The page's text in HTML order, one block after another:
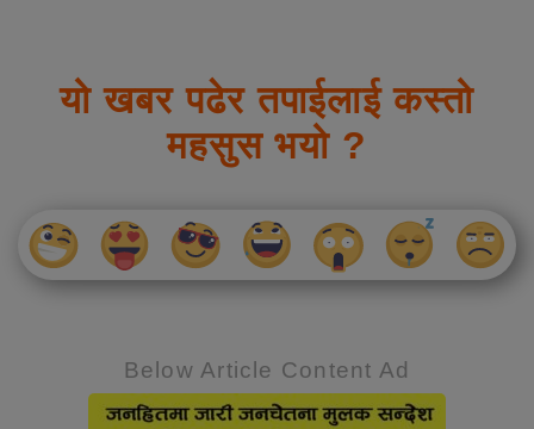
यो खबर पढेर तपाईलाई कस्तो
महसुस भयो ?
Below Article Content Ad